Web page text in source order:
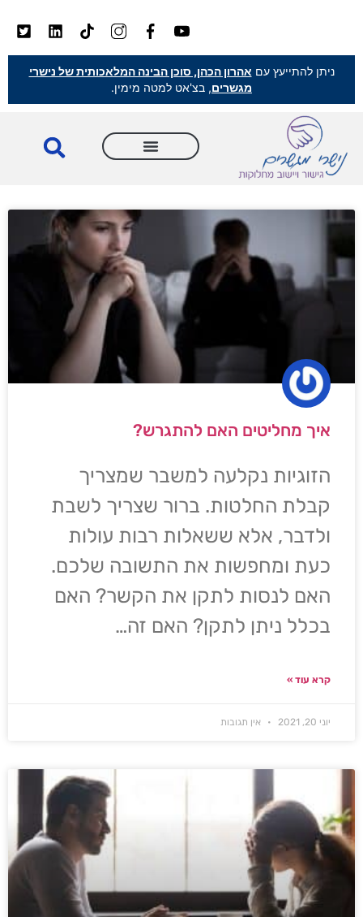
ניתן להתייעץ עם אהרון הכהן, סוכן הבינה המלאכותית של נישרי
מגשרים, בצ'אט למטה מימין.
איך מחליטים האם להתגרש?
הזוגיות נקלעה למשבר שמצריך
קבלת החלטות. ברור שצריך לשבת
ולדבר, אלא ששאלות רבות עולות
כעת ומחפשות את התשובה שלכם.
האם לנסות לתקן את הקשר? האם
בכלל ניתן לתקן? האם זה…
קרא עוד »
יוני 20, 2021 אין תגובות